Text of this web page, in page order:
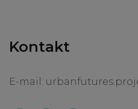
Kontakt
E-mail: